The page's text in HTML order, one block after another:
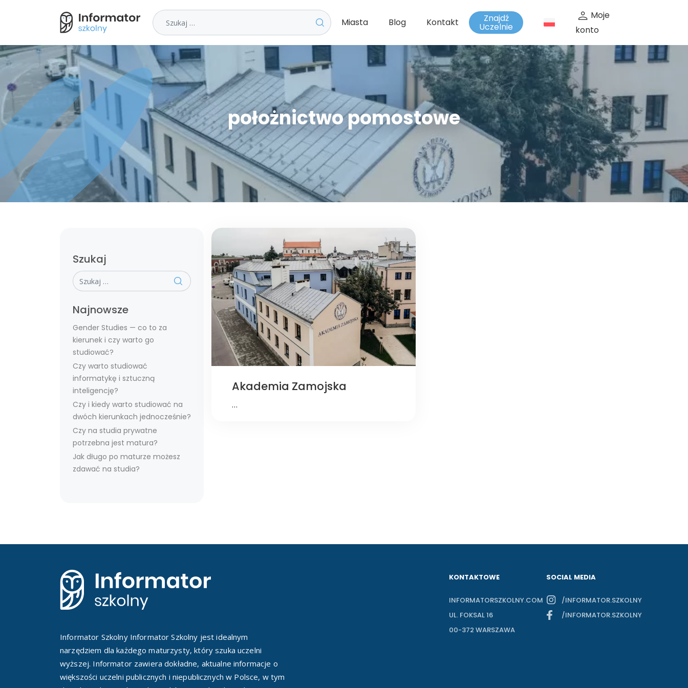
Szukaj
Miasta Blog Kontakt Znajdź
Uczelnie
Moje
konto
położnictwo pomostowe
Szukaj
Szukaj
Najnowsze
Gender Studies — co to za
kierunek i czy warto go
studiować?
Czy warto studiować
informatykę i sztuczną
inteligencję?
Czy i kiedy warto studiować na
dwóch kierunkach jednocześnie?
Czy na studia prywatne
potrzebna jest matura?
Jak długo po maturze możesz
zdawać na studia?
Akademia Zamojska
…
Informator Szkolny Informator Szkolny jest idealnym
narzędziem dla każdego maturzysty, który szuka uczelni
wyższej. Informator zawiera dokładne, aktualne informacje o
większości uczelni publicznych i niepublicznych w Polsce, w tym
KONTAKTOWE
INFORMATORSZKOLNY.COM
UL. FOKSAL 16
00-372 WARSZAWA
SOCIAL MEDIA
/INFORMATOR.SZKOLNY
/INFORMATOR.SZKOLNY